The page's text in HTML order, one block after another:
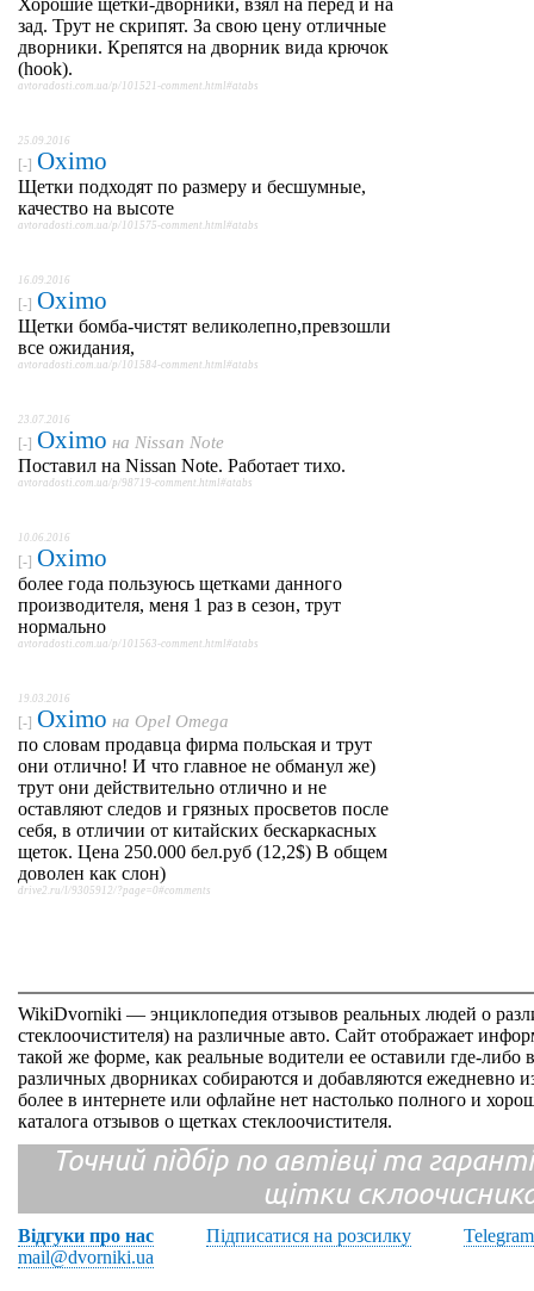
Хорошие щетки-дворники, взял на перед и на
зад. Трут не скрипят. За свою цену отличные
дворники. Крепятся на дворник вида крючок
(hook).
avtoradosti.com.ua/p/101521-comment.html#atabs
25.09.2016
[-] Oximo
Щетки подходят по размеру и бесшумные,
качество на высоте
avtoradosti.com.ua/p/101575-comment.html#atabs
16.09.2016
[-] Oximo
Щетки бомба-чистят великолепно,превзошли
все ожидания,
avtoradosti.com.ua/p/101584-comment.html#atabs
23.07.2016
[-] Oximo на Nissan Note
Поставил на Nissan Note. Работает тихо.
avtoradosti.com.ua/p/98719-comment.html#atabs
10.06.2016
[-] Oximo
более года пользуюсь щетками данного
производителя, меня 1 раз в сезон, трут
нормально
avtoradosti.com.ua/p/101563-comment.html#atabs
19.03.2016
[-] Oximo на Opel Omega
по словам продавца фирма польская и трут
они отлично! И что главное не обманул же)
трут они действительно отлично и не
оставляют следов и грязных просветов после
себя, в отличии от китайских бескаркасных
щеток. Цена 250.000 бел.руб (12,2$) В общем
доволен как слон)
drive2.ru/l/9305912/?page=0#comments
WikiDvorniki — энциклопедия отзывов реальных людей о
стеклоочистителя) на различные авто. Сайт отображает
такой же форме, как реальные водители ее оставили где-либо
различных дворниках собираются и добавляются ежедневно
более в интернете или офлайне нет настолько полного и
каталога отзывов о щетках стеклоочистителя.
Точний підбір по автівці та
щітки
Відгуки про нас Підписатися на розсилку
Telegram
mail@dvorniki.ua